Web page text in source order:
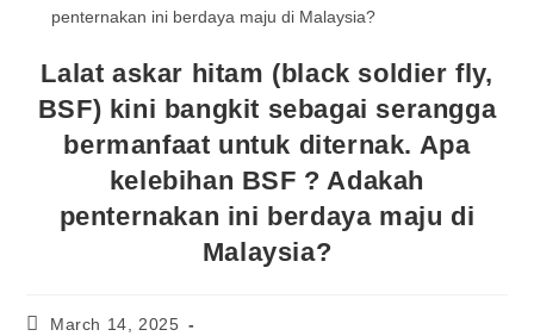
Lalat askar hitam (black soldier fly,
BSF) kini bangkit sebagai serangga
bermanfaat untuk diternak. Apa
kelebihan BSF ? Adakah
penternakan ini berdaya maju di
Malaysia?
March 14, 2025